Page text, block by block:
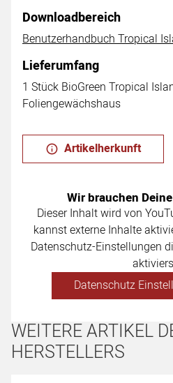
Downloadbereich
Benutzerhandbuch Tropical
Lieferumfang
1 Stück BioGreen Tropical
Foliengewächshaus
Artikelherkunft
Wir brauchen
Dieser Inhalt wird von
kannst externe Inhalte
Datenschutz-Einstellungen
Datenschutz
WEITERE ARTIKEL
HERSTELLERS
Artikel überspringen